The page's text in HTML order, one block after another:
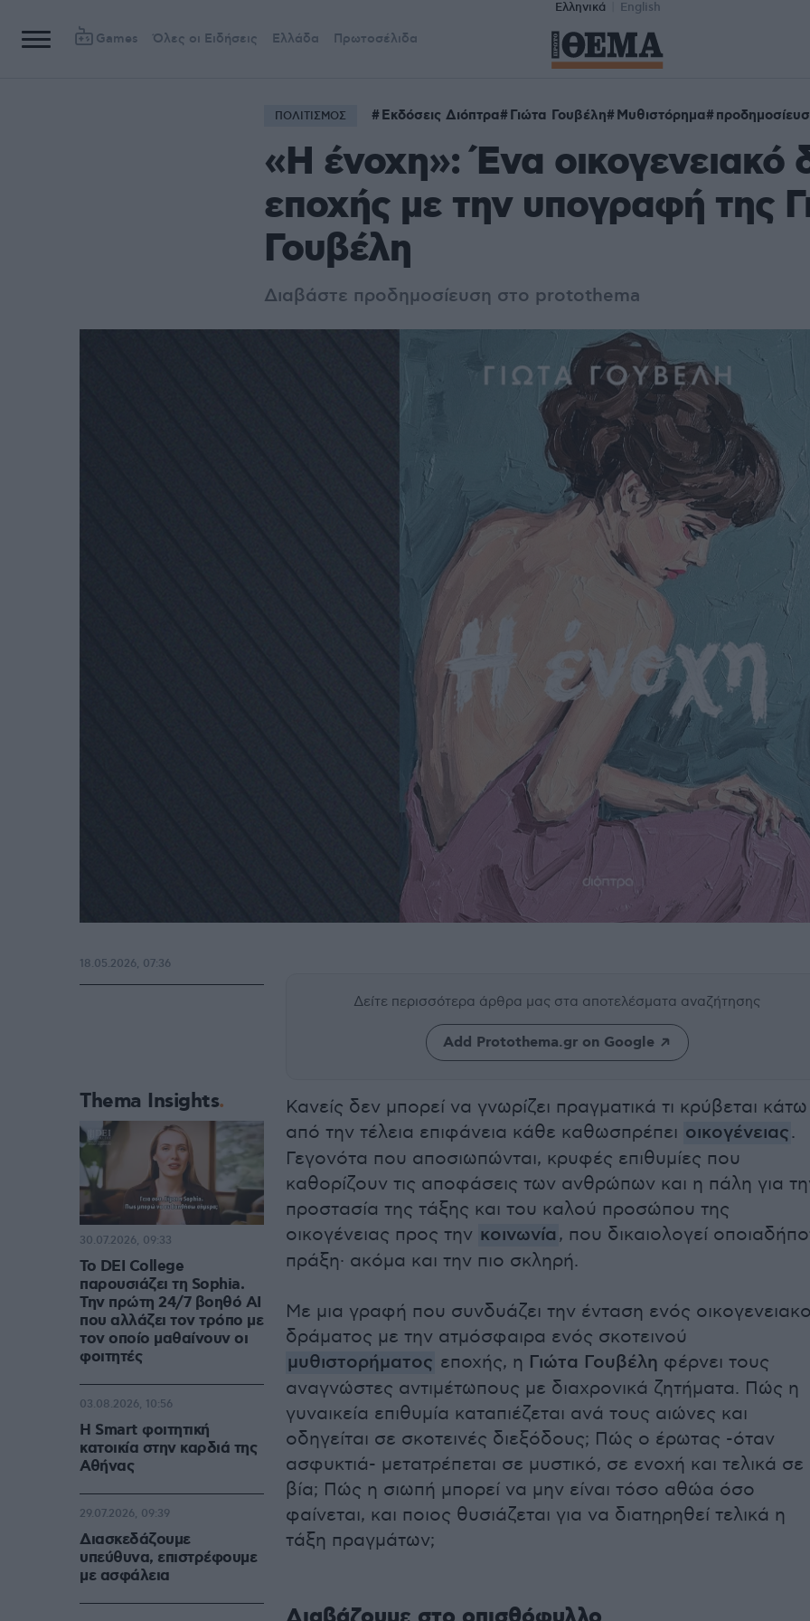
Ελληνικά English
Games Όλες οι Ειδήσεις Ελλάδα Πρωτοσέλιδα
ΠΟΛΙΤΙΣΜΟΣ Εκδόσεις Διόπτρα Γιώτα Γουβέλη Μυθιστόρημα
«Η ένοχη»: Ένα οικογενειακό
εποχής με την υπογραφή της
Γουβέλη
Διαβάστε προδημοσίευση στο protothema
Δείτε περισσότερα άρθρα μας στα αποτελέσματα αναζήτησης
Add Protothema.gr on Google
Κανείς δεν μπορεί να γνωρίζει πραγματικά τι κρύβεται κάτω
από την τέλεια επιφάνεια κάθε καθωσπρέπει οικογένειας.
Γεγονότα που αποσιωπώνται, κρυφές επιθυμίες που
καθορίζουν τις αποφάσεις των ανθρώπων και η πάλη για
προστασία της τάξης και του καλού προσώπου της
οικογένειας προς την κοινωνία , που δικαιολογεί
πράξη· ακόμα και την πιο σκληρή.
Με μια γραφή που συνδυάζει την ένταση ενός
δράματος με την ατμόσφαιρα ενός σκοτεινού
μυθιστορήματος εποχής, η Γιώτα Γουβέλη φέρνει τους
αναγνώστες αντιμέτωπους με διαχρονικά ζητήματα. Πώς η
γυναικεία επιθυμία καταπιέζεται ανά τους αιώνες και
οδηγείται σε σκοτεινές διεξόδους; Πώς ο έρωτας -όταν
ασφυκτιά- μετατρέπεται σε μυστικό, σε ενοχή και τελικά σε
βία; Πώς η σιωπή μπορεί να μην είναι τόσο αθώα όσο
φαίνεται, και ποιος θυσιάζεται για να διατηρηθεί τελικά η
τάξη πραγμάτων;
18.05.2026, 07:36
Thema Insights
Το DEI College
παρουσιάζει τη Sophia.
Την πρώτη 24/7 βοηθό AI
που αλλάζει τον τρόπο με
τον οποίο μαθαίνουν οι
φοιτητές
30.07.2026, 09:33
Η Smart φοιτητική
κατοικία στην καρδιά της
Αθήνας
03.08.2026, 10:56
Διασκεδάζουμε
υπεύθυνα, επιστρέφουμε
με ασφάλεια
29.07.2026, 09:39